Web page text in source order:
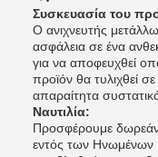
Συσκευασία του
Ο ανιχνευτής
ασφάλεια σε ένα
για να αποφευχθεί
προϊόν θα τυλιχθεί
απαραίτητα
Ναυτιλία:
Προσφέρουμε δωρεάν
εντός των Ηνωμένων